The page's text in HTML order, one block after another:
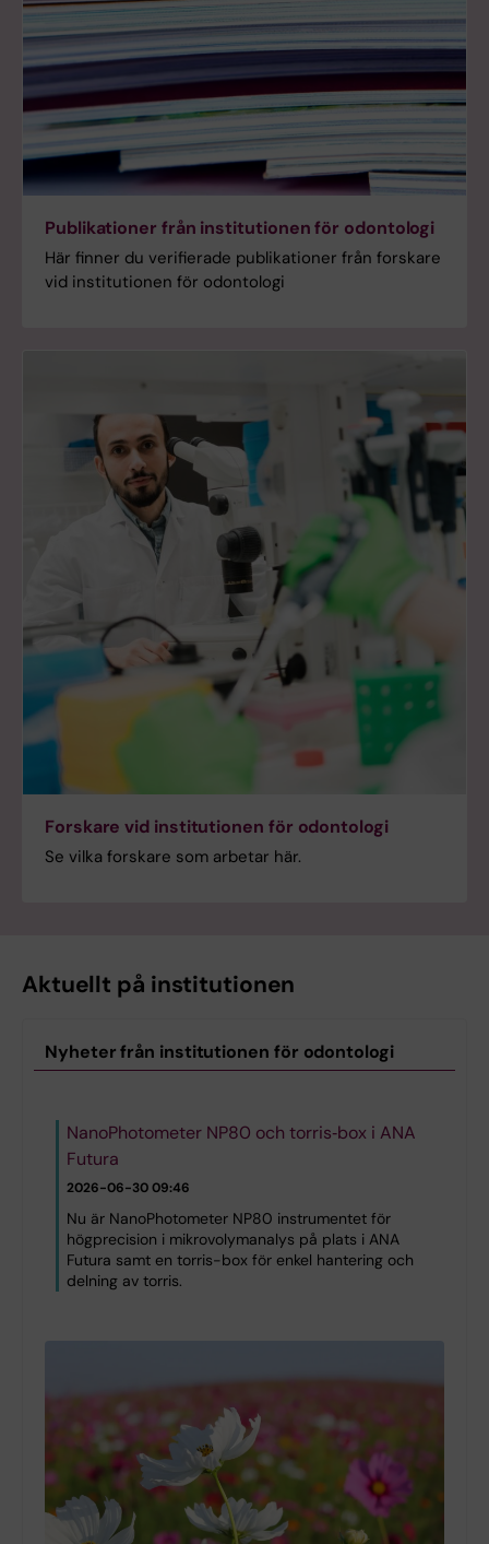
Publikationer från institutionen för odontologi
Här finner du verifierade publikationer från forskare
vid institutionen för odontologi
Forskare vid institutionen för odontologi
Se vilka forskare som arbetar här.
Aktuellt på institutionen
Nyheter från institutionen för odontologi
NanoPhotometer NP80 och torris‑box i ANA
Futura
2026-06-30 09:46
Nu är NanoPhotometer NP80 instrumentet för
högprecision i mikrovolymanalys på plats i ANA
Futura samt en torris-box för enkel hantering och
delning av torris.